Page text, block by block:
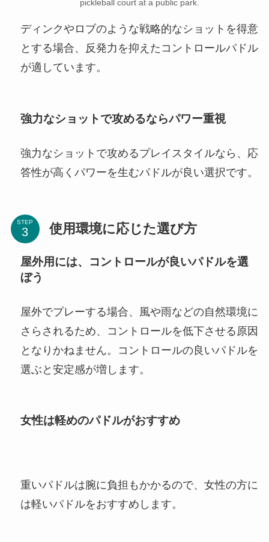
pickleball court at a public park.
ディンクやロブのような戦略的なショットを得意
とする場合、反発力を抑えたコントロールパドル
が適しています。
強力なショットで攻めるならパワー重視
強力なショットで攻めるプレイスタイルなら、応
答性が高くパワーを生むパドルが良い選択です。
STEP 使用環境に応じた選び方
屋外用には、コントロールが良いパドルを選
ぼう
屋外でプレーする場合、風や雨などの自然環境に
さらされるため、コントロールを低下させる原因
となりかねません。コントロールの良いパドルを
選ぶと安定感が増します。
女性は軽めのパドルがおすすめ
重いパドルは腕に負担もかかるので、女性の方に
は軽いパドルをおすすめします。